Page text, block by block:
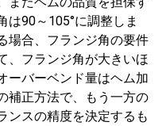
は90～105°に調整しま
場合、フランジ角の要件
、フランジ角が大きいほ
ーバーベンド量はヘム加
補正方法で、もう一方の
ンスの精度を決定するも